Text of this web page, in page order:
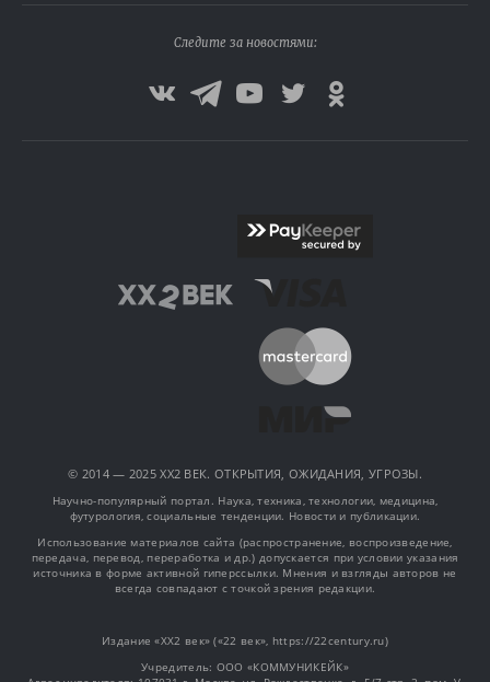
Следите за новостями:
© 2014 — 2025 XX2 ВЕК. ОТКРЫТИЯ, ОЖИДАНИЯ, УГРОЗЫ.
Научно-популярный портал. Наука, техника, технологии, медицина,
футурология, социальные тенденции. Новости и публикации.
Использование материалов сайта (распространение, воспроизведение,
передача, перевод, переработка и др.) допускается при условии указания
источника в форме активной гиперссылки. Мнения и взгляды авторов не
всегда совпадают с точкой зрения редакции.
Издание «XX2 век» («22 век», https://22century.ru)
Учредитель: OOO «КОММУНИКЕЙК»